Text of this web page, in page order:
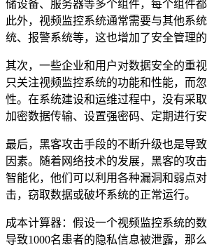
储设备、服务器等多个组件，每个组件
此外，视频监控系统通常需要与其他系
统、报警系统等，这也增加了安全管理的
其次，一些企业和用户对数据安全的重
只关注视频监控系统的功能和性能，而
性。在系统建设和运维过程中，没有采
加密数据传输、设置强密码、定期进行安
最后，黑客攻击手段的不断升级也是导
因素。随着网络技术的发展，黑客的攻
智能化，他们可以利用各种漏洞和弱点
击，窃取数据或破坏系统的正常运行。
成本计算器：假设一个视频监控系统的
导致1000名患者的隐私信息被泄露，那